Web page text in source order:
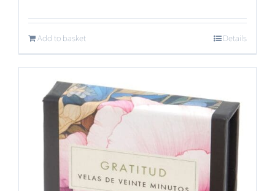
Add to basket Details